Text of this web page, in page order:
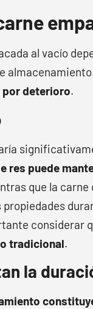
al vacío
por deterioro.
res puede
que la carne
considerar
tradicional.
la